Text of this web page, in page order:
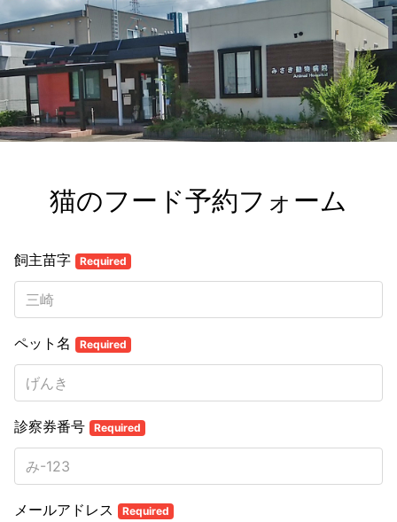
猫のフード予約フォーム
飼主苗字 Required
ペット名 Required
診察券番号 Required
メールアドレス Required